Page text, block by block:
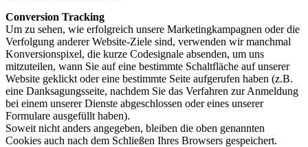
Conversion Tracking
Um zu sehen, wie erfolgreich unsere Marketingkampagnen oder die
Verfolgung anderer Website-Ziele sind, verwenden wir manchmal
Konversionspixel, die kurze Codesignale absenden, um uns
mitzuteilen, wann Sie auf eine bestimmte Schaltfläche auf unserer
Website geklickt oder eine bestimmte Seite aufgerufen haben (z.B.
eine Danksagungsseite, nachdem Sie das Verfahren zur Anmeldung
bei einem unserer Dienste abgeschlossen oder eines unserer
Formulare ausgefüllt haben).
Soweit nicht anders angegeben, bleiben die oben genannten
Cookies auch nach dem Schließen Ihres Browsers gespeichert.